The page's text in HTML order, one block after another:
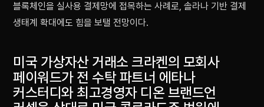
블록체인을 실사용 결제망에 접목하는 사례로, 솔라나 기반 결제
생태계 확대에도 힘을 보탤 전망이다.
미국 가상자산 거래소 크라켄의 모회사
페이워드가 전 수탁 파트너 에타나
커스터디와 최고경영자 디온 브랜드언